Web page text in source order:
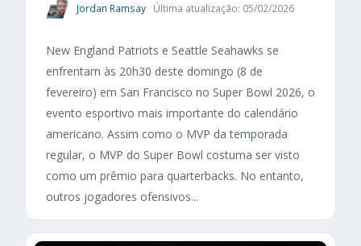
Jordan Ramsay Última atualização: 05/02/2026
New England Patriots e Seattle Seahawks se
enfrentam às 20h30 deste domingo (8 de
fevereiro) em San Francisco no Super Bowl 2026, o
evento esportivo mais importante do calendário
americano. Assim como o MVP da temporada
regular, o MVP do Super Bowl costuma ser visto
como um prêmio para quarterbacks. No entanto,
outros jogadores ofensivos...